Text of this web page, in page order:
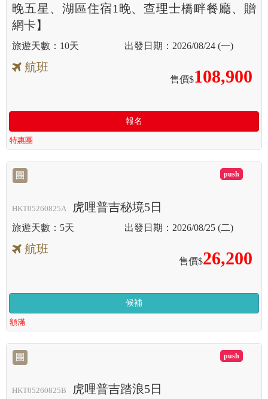
晚五星、湖區住宿1晚、查理士橋畔餐廳、贈
網卡】
10天 2026/08/24 (一)
航班
售價$108,900
報名
特惠團
團
HKT05260825A 虎哩普吉秘境5日
滿
5天 2026/08/25 (二)
航班
售價$26,200
候補
額滿
團
HKT05260825B 虎哩普吉踏浪5日
滿